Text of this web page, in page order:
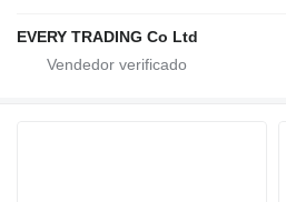
EVERY TRADING Co Ltd